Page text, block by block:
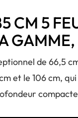
CM 5
de 66,5
et le 106 cm,